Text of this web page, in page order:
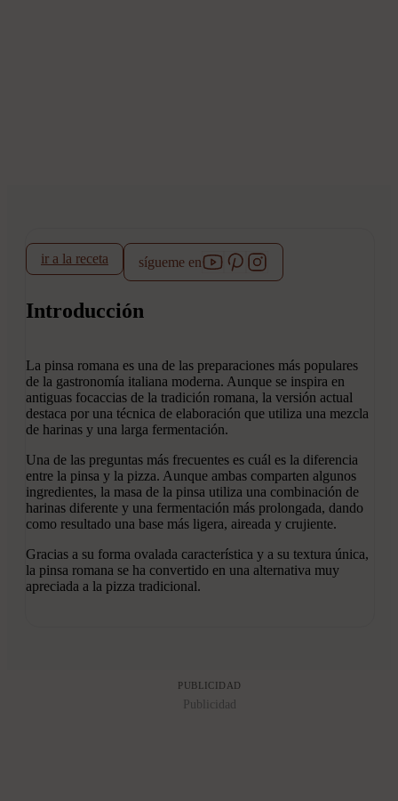
Introducción
ir a la receta sígueme en
La pinsa romana es una de las preparaciones más populares
de la gastronomía italiana moderna. Aunque se inspira en
antiguas focaccias de la tradición romana, la versión actual
destaca por una técnica de elaboración que utiliza una mezcla
de harinas y una larga fermentación.
Una de las preguntas más frecuentes es cuál es la diferencia
entre la pinsa y la pizza. Aunque ambas comparten algunos
ingredientes, la masa de la pinsa utiliza una combinación de
harinas diferente y una fermentación más prolongada, dando
como resultado una base más ligera, aireada y crujiente.
Gracias a su forma ovalada característica y a su textura única,
la pinsa romana se ha convertido en una alternativa muy
apreciada a la pizza tradicional.
PUBLICIDAD
Publicidad